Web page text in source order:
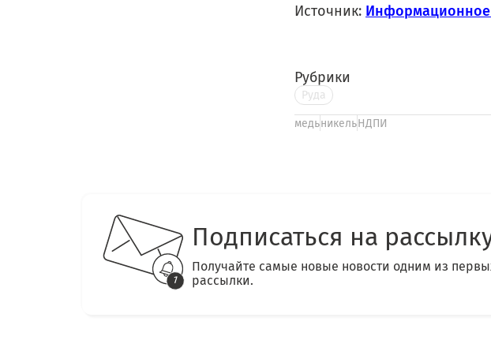
Источник: Информационное
Рубрики
Руда
медьникельНДПИ
Подписаться на
Получайте самые новые новости одним из
рассылки.